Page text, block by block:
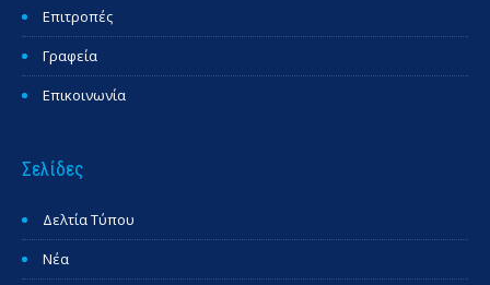
Επιτροπές
Γραφεία
Επικοινωνία
Σελίδες
Δελτία Τύπου
Νέα